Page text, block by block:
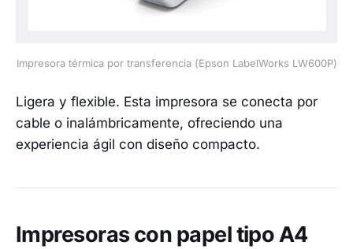
Impresora térmica por transferencia (Epson LabelWorks LW600P)
Ligera y flexible. Esta impresora se conecta por
cable o inalámbricamente, ofreciendo una
experiencia ágil con diseño compacto.
Impresoras con papel tipo A4